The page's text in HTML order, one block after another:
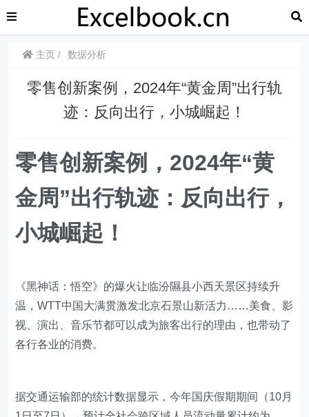
主页 数据分析
​​零售创新案例，2024年“黄金周”出行轨
迹：反向出行，小城崛起！
零售创新案例，2024年“黄
金周”出行轨迹：反向出行，
小城崛起！
《黑神话：悟空》的爆火让临汾隰县小西天景区持续升
温，WTT中国大满贯激发北京石景山新活力……美食、影
视、演出、音乐节都可以成为旅客出行的理由，也带动了
各行各业的消费。
据交通运输部的统计数据显示，今年国庆假期期间（10月